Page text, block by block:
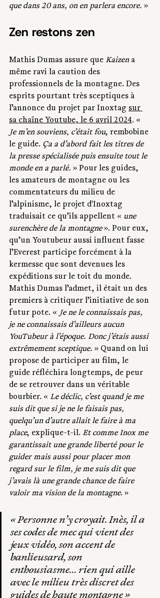
que dans 20 ans, on en parlera encore. »
Zen restons zen
Mathis Dumas assure que Kaizen a
même ravi la caution des
professionnels de la montagne. Des
esprits pourtant très sceptiques à
l’annonce du projet par Inoxtag sur
sa chaîne Youtube, le 6 avril 2024. «
Je m’en souviens, c’était fou, rembobine
le guide. Ça a d’abord fait les titres de
la presse spécialisée puis ensuite tout le
monde en a parlé. » Pour les guides,
les amateurs de montagne ou les
commentateurs du milieu de
l’alpinisme, le projet d'Inoxtag
traduisait ce qu’ils appellent « une
surenchère de la montagne ». Pour eux,
qu’un Youtubeur aussi influent fasse
l’Everest participe forcément à la
kermesse que sont devenues les
expéditions sur le toit du monde.
Mathis Dumas l’admet, il était un des
premiers à critiquer l’initiative de son
futur pote. « Je ne le connaissais pas,
je ne connaissais d’ailleurs aucun
YouTubeur à l’époque. Donc j’étais aussi
extrêmement sceptique. » Quand on lui
propose de participer au film, le
guide réfléchira longtemps, de peur
de se retrouver dans un véritable
bourbier. « Le déclic, c’est quand je me
suis dit que si je ne le faisais pas,
quelqu’un d’autre allait le faire à ma
place, explique-t-il. Et comme Inox me
garantissait une grande liberté pour le
guider mais aussi pour placer mon
regard sur le film, je me suis dit que
j’avais là une grande chance de faire
valoir ma vision de la montagne. »
« Personne n’y croyait. Inès, il a
ses codes de mec qui vient des
jeux vidéo, son accent de
banlieusard, son
enthousiasme… rien qui aille
avec le milieu très discret des